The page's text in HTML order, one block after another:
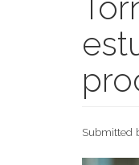
Submitted